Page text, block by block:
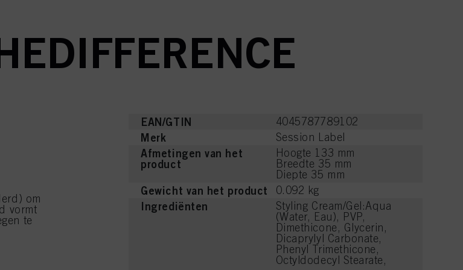
om
vormt
te
EAN/GTIN 4045787789102
Merk Session Label
Afmetingen van het
product
Hoogte 133 mm
Breedte 35 mm
Diepte 35 mm
Gewicht van het product 0.092 kg
Ingrediënten
Styling Cream/Gel:Aqua
(Water, Eau), PVP,
Dimethicone, Glycerin,
Dicaprylyl Carbonate,
Phenyl Trimethicone,
Octyldodecyl Stearate,